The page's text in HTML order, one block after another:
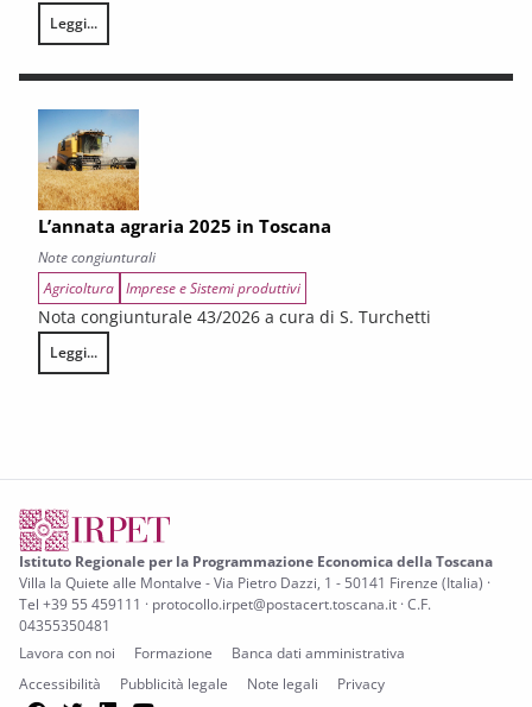
Leggi...
LA CONGIUNTURA DEI SETTORI CULTURALI. Ripresa selettiva e
L’annata agraria 2025 in Toscana
Note congiunturali
Agricoltura Imprese e Sistemi produttivi
Nota congiunturale 43/2026 a cura di S. Turchetti
Leggi...
L’annata agraria 2025 in Toscana
Istituto Regionale per la Programmazione Economica della Toscana
Villa la Quiete alle Montalve - Via Pietro Dazzi, 1 - 50141 Firenze (Italia) ·
Tel +39 55 459111 · protocollo.irpet@postacert.toscana.it · C.F.
04355350481
Lavora con noi
Formazione
Banca dati amministrativa
Accessibilità
Pubblicità legale Note legali Privacy